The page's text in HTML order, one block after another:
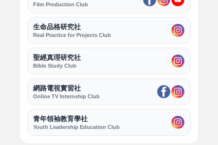
Film Production Club
生命品格研究社
Real Practice for Projects Club
聖經真理研究社
Bible Study Club
網路電視實習社
Online TV Internship Club
青年領袖教育學社
Youth Leadership Education Club